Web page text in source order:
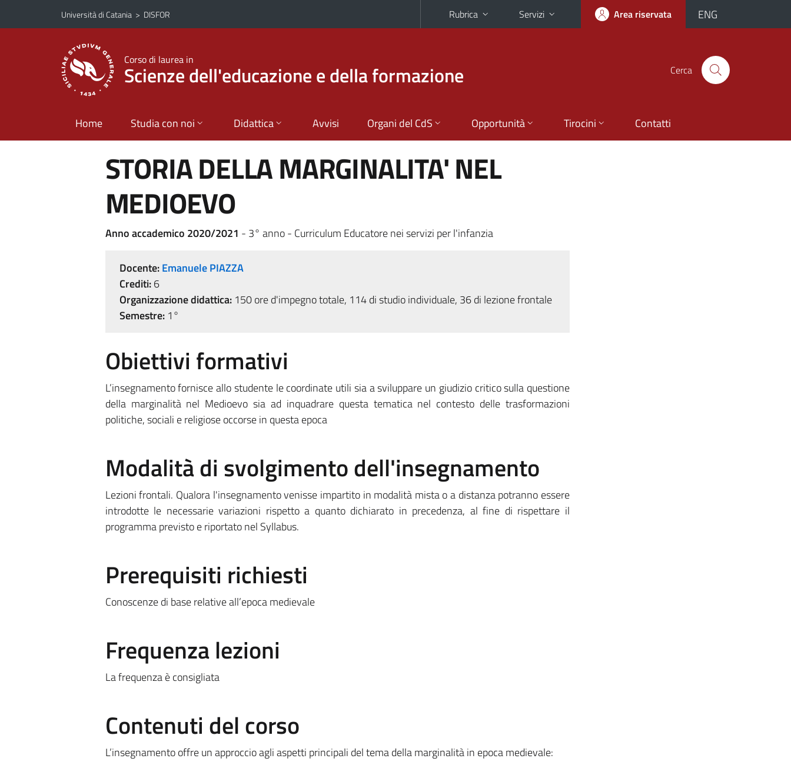
Vai al contenuto principale
Vai al menu di navigazione
Università di Catania > DISFOR Rubrica Servizi Area riservata ENG
Corso di laurea in
Scienze dell'educazione e della formazione Cerca
Home Studia con noi Didattica Avvisi Organi del CdS Opportunità Tirocini Contatti
STORIA DELLA MARGINALITA' NEL
MEDIOEVO
Anno accademico 2020/2021 - 3° anno - Curriculum Educatore nei servizi per l'infanzia
Docente:Emanuele PIAZZA
Crediti:6
Organizzazione didattica:150 ore d'impegno totale, 114 di studio individuale, 36 di lezione frontale
Semestre:1°
Obiettivi formativi
L’insegnamento fornisce allo studente le coordinate utili sia a sviluppare un giudizio critico sulla questione
della marginalità nel Medioevo sia ad inquadrare questa tematica nel contesto delle trasformazioni
politiche, sociali e religiose occorse in questa epoca
Modalità di svolgimento dell'insegnamento
Lezioni frontali. Qualora l'insegnamento venisse impartito in modalità mista o a distanza potranno essere
introdotte le necessarie variazioni rispetto a quanto dichiarato in precedenza, al fine di rispettare il
programma previsto e riportato nel Syllabus.
Prerequisiti richiesti
Conoscenze di base relative all’epoca medievale
Frequenza lezioni
La frequenza è consigliata
Contenuti del corso
L’insegnamento offre un approccio agli aspetti principali del tema della marginalità in epoca medievale: